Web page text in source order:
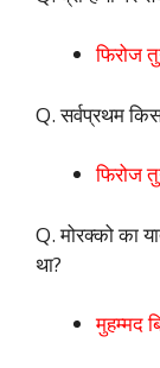
फिरोज
Q. सर्वप्रथम
फिरोज
Q. मोरक्को का
था?
मुहम्मद